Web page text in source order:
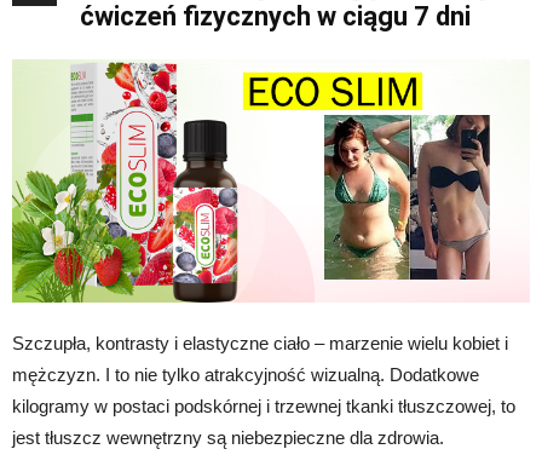
ćwiczeń fizycznych w ciągu 7 dni
Szczupła, kontrasty i elastyczne ciało – marzenie wielu kobiet i
mężczyzn. I to nie tylko atrakcyjność wizualną. Dodatkowe
kilogramy w postaci podskórnej i trzewnej tkanki tłuszczowej, to
jest tłuszcz wewnętrzny są niebezpieczne dla zdrowia.